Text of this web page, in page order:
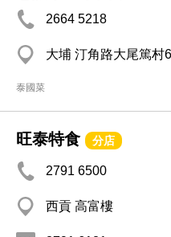
2664 5218
大埔 汀角路大尾篤村
泰國菜
旺泰特食 分店
2791 6500
西貢 高富樓